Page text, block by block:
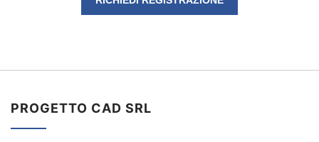
PROGETTO CAD SRL